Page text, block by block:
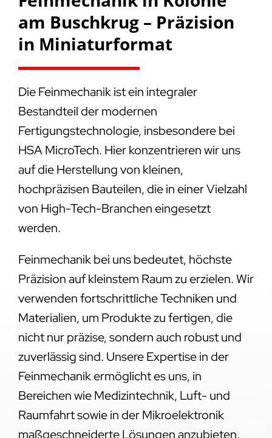
am Buschkrug – Präzision
in Miniaturformat
Die Feinmechanik ist ein integraler
Bestandteil der modernen
Fertigungstechnologie, insbesondere bei
HSA MicroTech. Hier konzentrieren wir uns
auf die Herstellung von kleinen,
hochpräzisen Bauteilen, die in einer Vielzahl
von High-Tech-Branchen eingesetzt
werden.
Feinmechanik bei uns bedeutet, höchste
Präzision auf kleinstem Raum zu erzielen. Wir
verwenden fortschrittliche Techniken und
Materialien, um Produkte zu fertigen, die
nicht nur präzise, sondern auch robust und
zuverlässig sind. Unsere Expertise in der
Feinmechanik ermöglicht es uns, in
Bereichen wie Medizintechnik, Luft- und
Raumfahrt sowie in der Mikroelektronik
maßgeschneiderte Lösungen anzubieten.